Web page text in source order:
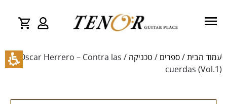
עמוד הבית / ספרים / טכניקה
/ Oscar Herrero – Contra las
cuerdas (Vol.1)